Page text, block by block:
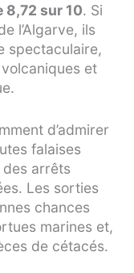
8,72 sur 10. Si
l’Algarve, ils
spectaculaire,
et
d’admirer
falaises
des arrêts
Les sorties
chances
marines et,
de cétacés.